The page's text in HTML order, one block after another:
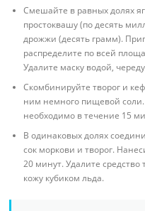
Смешайте в равных долях
простоквашу (по десять
дрожжи (десять грамм).
распределите по всей
Удалите маску водой,
Скомбинируйте творог и
ним немного пищевой
необходимо в течение 15
В одинаковых долях
сок моркови и творог.
20 минут. Удалите средство
кожу кубиком льда.